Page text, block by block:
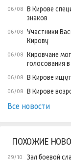
06/08 В Кирове
знаков
06/08 Участники
Кирову
06/08 Кировчане
голосования
06/08 В Кирове
06/08 В Кирове
Все новости
ПОХОЖИЕ
29/10 Зал боевой